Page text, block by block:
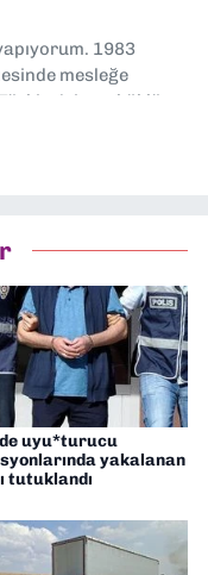
1983
mesleğe
en köklü
yardımcısı ve spor
Ayrıca Yeni
yapıyorum
uyu*turucu
yakalanan
tutuklandı